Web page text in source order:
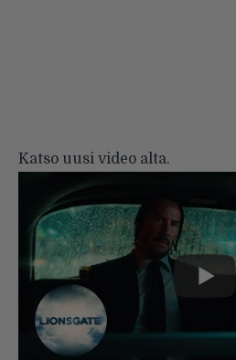
Katso uusi video alta.